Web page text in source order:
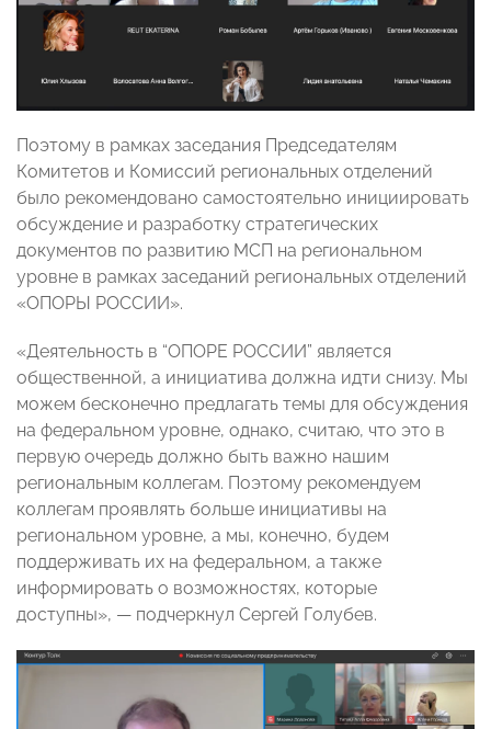
Поэтому в рамках заседания Председателям
Комитетов и Комиссий региональных отделений
было рекомендовано самостоятельно инициировать
обсуждение и разработку стратегических
документов по развитию МСП на региональном
уровне в рамках заседаний региональных отделений
«ОПОРЫ РОССИИ».
«Деятельность в “ОПОРЕ РОССИИ” является
общественной, а инициатива должна идти снизу. Мы
можем бесконечно предлагать темы для обсуждения
на федеральном уровне, однако, считаю, что это в
первую очередь должно быть важно нашим
региональным коллегам. Поэтому рекомендуем
коллегам проявлять больше инициативы на
региональном уровне, а мы, конечно, будем
поддерживать их на федеральном, а также
информировать о возможностях, которые
доступны», — подчеркнул Сергей Голубев.